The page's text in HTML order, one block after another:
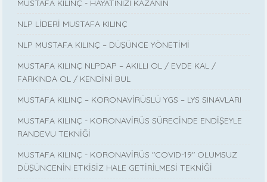
MUSTAFA KILINÇ - HAYATINIZI KAZANIN
NLP LİDERİ MUSTAFA KILINÇ
NLP MUSTAFA KILINÇ – DÜŞÜNCE YÖNETİMİ
MUSTAFA KILINÇ NLPDAP – AKILLI OL / EVDE KAL /
FARKINDA OL / KENDİNİ BUL
MUSTAFA KILINÇ – KORONAVİRÜSLÜ YGS – LYS SINAVLARI
MUSTAFA KILINÇ - KORONAVİRÜS SÜRECİNDE ENDİŞEYLE
RANDEVU TEKNİĞİ
MUSTAFA KILINÇ - KORONAVİRÜS "COVID-19" OLUMSUZ
DÜŞÜNCENİN ETKİSİZ HALE GETİRİLMESİ TEKNİĞİ